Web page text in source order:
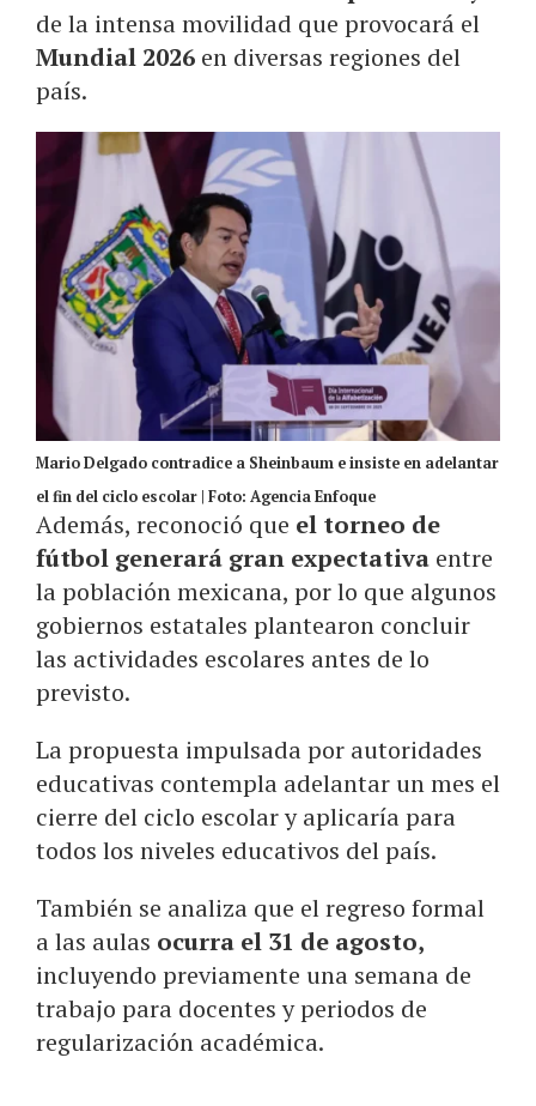
de la intensa movilidad que provocará el
Mundial 2026 en diversas regiones del
país.
Mario Delgado contradice a Sheinbaum e insiste en adelantar
el fin del ciclo escolar | Foto: Agencia Enfoque
Además, reconoció que el torneo de
fútbol generará gran expectativa entre
la población mexicana, por lo que algunos
gobiernos estatales plantearon concluir
las actividades escolares antes de lo
previsto.
La propuesta impulsada por autoridades
educativas contempla adelantar un mes el
cierre del ciclo escolar y aplicaría para
todos los niveles educativos del país.
También se analiza que el regreso formal
a las aulas ocurra el 31 de agosto,
incluyendo previamente una semana de
trabajo para docentes y periodos de
regularización académica.